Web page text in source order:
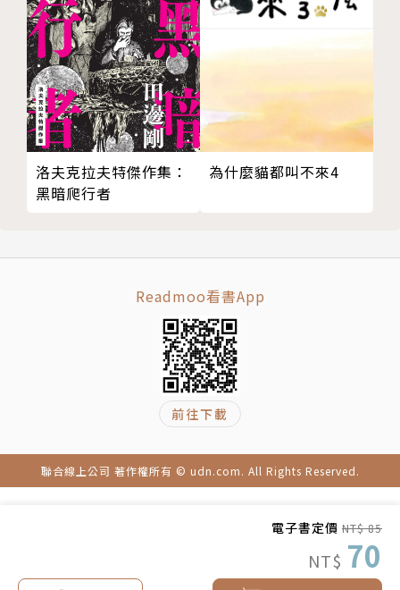
電子書定價 NT$ 85
NT$ 70
洛夫克拉夫特傑作集：
黑暗爬行者
為什麼貓都叫不來4
Readmoo看書App
前往下載
聯合線上公司 著作權所有 © udn.com. All Rights Reserved.